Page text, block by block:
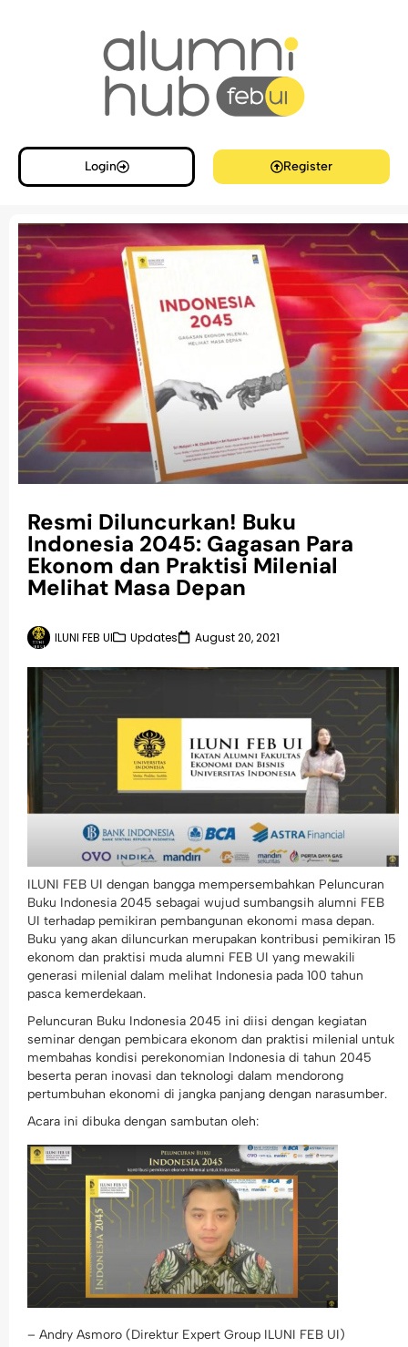
Login Register
Resmi Diluncurkan! Buku
Indonesia 2045: Gagasan Para
Ekonom dan Praktisi Milenial
Melihat Masa Depan
ILUNI FEB UI Updates August 20, 2021
ILUNI FEB UI dengan bangga mempersembahkan Peluncuran
Buku Indonesia 2045 sebagai wujud sumbangsih alumni FEB
UI terhadap pemikiran pembangunan ekonomi masa depan.
Buku yang akan diluncurkan merupakan kontribusi pemikiran 15
ekonom dan praktisi muda alumni FEB UI yang mewakili
generasi milenial dalam melihat Indonesia pada 100 tahun
pasca kemerdekaan.
Peluncuran Buku Indonesia 2045 ini diisi dengan kegiatan
seminar dengan pembicara ekonom dan praktisi milenial untuk
membahas kondisi perekonomian Indonesia di tahun 2045
beserta peran inovasi dan teknologi dalam mendorong
pertumbuhan ekonomi di jangka panjang dengan narasumber.
Acara ini dibuka dengan sambutan oleh:
– Andry Asmoro (Direktur Expert Group ILUNI FEB UI)